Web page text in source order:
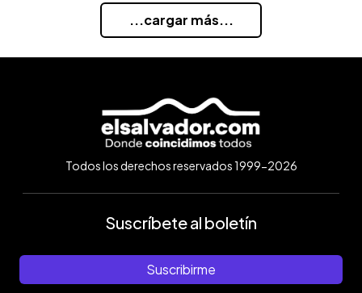
...cargar más...
Todos los derechos reservados 1999-2026
Suscríbete al boletín
Suscribirme